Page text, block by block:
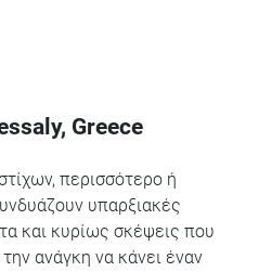
Greece
περισσότερο ή
υπαρξιακές
και κυρίως σκέψεις που
ανάγκη να κάνει έναν